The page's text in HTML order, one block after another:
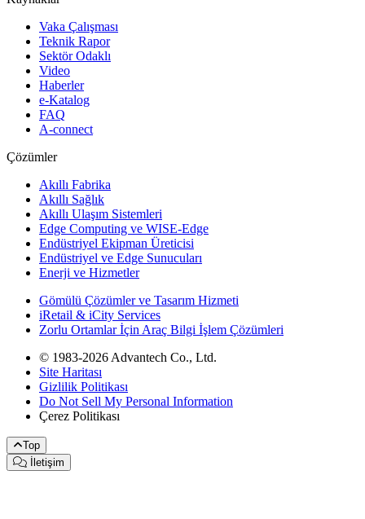
Vaka Çalışması
Teknik Rapor
Sektör Odaklı
Video
Haberler
e-Katalog
FAQ
A-connect
Çözümler
Akıllı Fabrika
Akıllı Sağlık
Akıllı Ulaşım Sistemleri
Edge Computing ve WISE-Edge
Endüstriyel Ekipman Üreticisi
Endüstriyel ve Edge Sunucuları
Enerji ve Hizmetler
Gömülü Çözümler ve Tasarım Hizmeti
iRetail & iCity Services
Zorlu Ortamlar İçin Araç Bilgi İşlem Çözümleri
© 1983-2026 Advantech Co., Ltd.
Site Haritası
Gizlilik Politikası
Do Not Sell My Personal Information
Çerez Politikası
Top
İletişim